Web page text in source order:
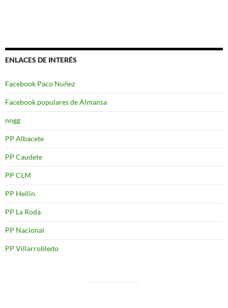
ENLACES DE INTERÉS
Facebook Paco Nuñez
Facebook populares de Almansa
nngg
PP Albacete
PP Caudete
PP CLM
PP Hellin
PP La Roda
PP Nacional
PP Villarrobledo